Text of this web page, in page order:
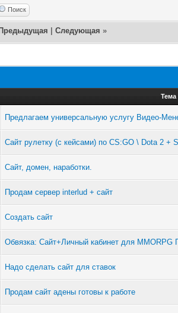
Поиск
Предыдущая |Следующая»
Тема
Предлагаем универсальную услугу Видео-
Сайт рулетку (с кейсами) по CS:GO \ Dota 2 +
Сайт, домен, наработки.
Продам сервер interlud + сайт
Создать сайт
Обвязка: Сайт+Личный кабинет для MMORPG
Надо сделать сайт для ставок
Продам сайт адены готовы к работе